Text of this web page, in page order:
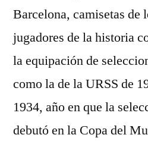
Barcelona, camisetas de
jugadores de la historia
la equipación de
como la de la URSS de
1934, año en que la
debutó en la Copa del